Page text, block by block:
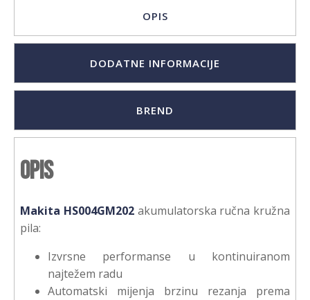
OPIS
DODATNE INFORMACIJE
BREND
Opis
Makita HS004GM202akumulatorska ručna kružna
pila:
Izvrsne performanse u kontinuiranom
najtežem radu
Automatski mijenja brzinu rezanja prema